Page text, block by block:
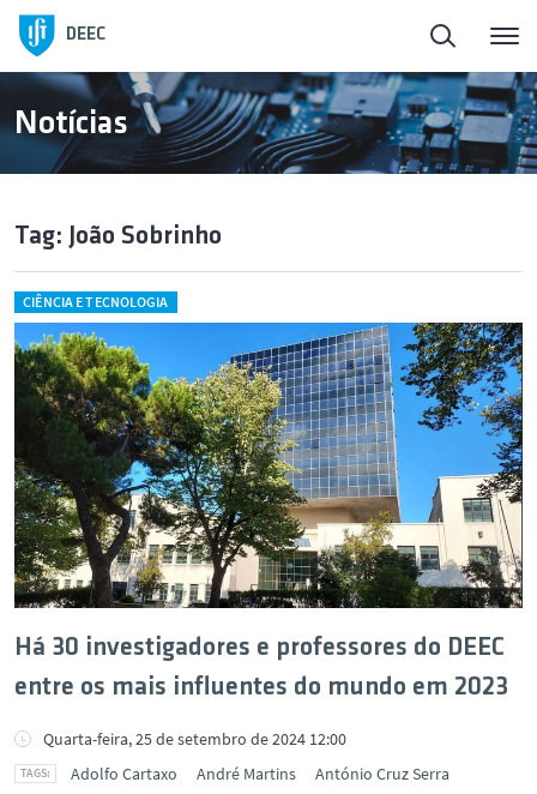
DEEC
Notícias
Tag: João Sobrinho
CIÊNCIA E TECNOLOGIA
Há 30 investigadores e professores do DEEC
entre os mais influentes do mundo em 2023
Quarta-feira, 25 de setembro de 2024 12:00
Adolfo Cartaxo
André Martins António Cruz Serra